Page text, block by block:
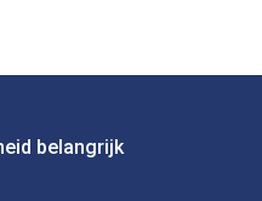
belangrijk